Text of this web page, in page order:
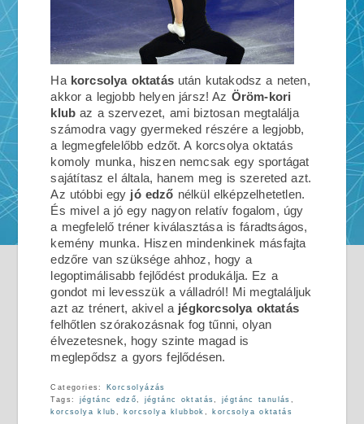
Ha korcsolya oktatásután kutakodsz a neten,
akkor a legjobb helyen jársz! Az Öröm-kori
klub az a szervezet, ami biztosan megtalálja
számodra vagy gyermeked részére a legjobb,
a legmegfelelőbb edzőt. A korcsolya oktatás
komoly munka, hiszen nemcsak egy sportágat
sajátítasz el általa, hanem meg is szereted azt.
Az utóbbi egy jó edző nélkül elképzelhetetlen.
És mivel a jó egy nagyon relatív fogalom, úgy
a megfelelő tréner kiválasztása is fáradtságos,
kemény munka. Hiszen mindenkinek másfajta
edzőre van szüksége ahhoz, hogy a
legoptimálisabb fejlődést produkálja. Ez a
gondot mi levesszük a válladról! Mi megtaláljuk
azt az trénert, akivel a jégkorcsolya oktatás
felhőtlen szórakozásnak fog tűnni, olyan
élvezetesnek, hogy szinte magad is
meglepődsz a gyors fejlődésen.
Categories:
Korcsolyázás
Tags:
jégtánc edző, jégtánc oktatás,jégtánc tanulás ,
korcsolya klub , korcsolya klubbok , korcsolya oktatás